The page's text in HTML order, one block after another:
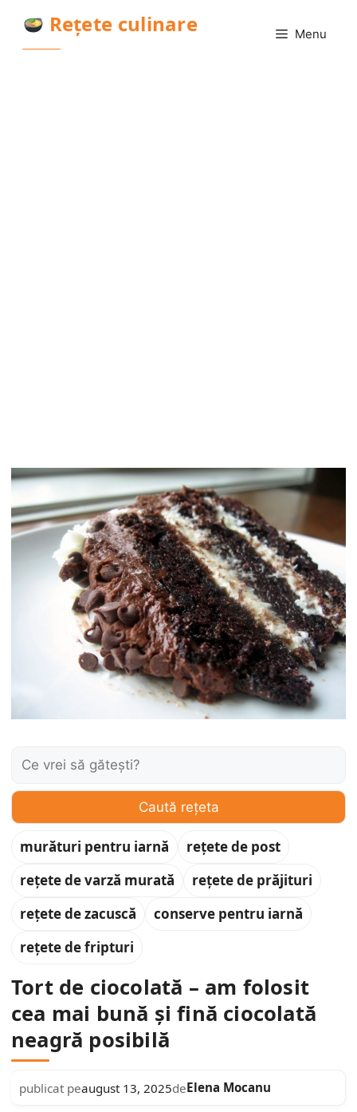
conținut
Rețete culinare Menu
Caută:
Caută rețeta
murături pentru iarnă
rețete de post
rețete de varză murată
rețete de prăjituri
rețete de zacuscă
conserve pentru iarnă
rețete de fripturi
Tort de ciocolată – am folosit
cea mai bună și fină ciocolată
neagră posibilă
publicat peaugust 13, 2025deElena Mocanu